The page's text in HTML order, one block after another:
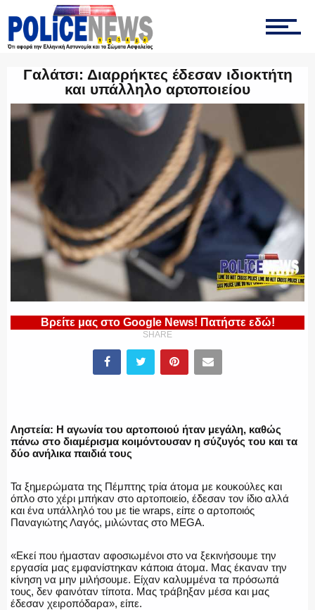
ΤΡΟΧΑΙΑ
ΟΜΑΔΑ “Ζ”
ΕΚΑΜ
ΕΛΛΗΝΙΚΗ ΑΣΤΥΝΟΜΙΑ
ΠΥΡΟΣΒΕΣΤΙΚΗ
ΛΙΜΕΝΙΚΟ
ΕΝΟΠΛΕΣ ΔΥΝΑΜΕΙΣ
Γαλάτσι: Διαρρήκτες έδεσαν ιδιοκτήτη
και υπάλληλο αρτοποιείου
Βρείτε μας στο Google News! Πατήστε εδώ!
SHARE
Ληστεία: Η αγωνία του αρτοποιού ήταν μεγάλη, καθώς
πάνω στο διαμέρισμα κοιμόντουσαν η σύζυγός του και τα
δύο ανήλικα παιδιά τους
Τα ξημερώματα της Πέμπτης τρία άτομα με κουκούλες και
όπλο στο χέρι μπήκαν στο αρτοποιείο, έδεσαν τον ίδιο αλλά
και ένα υπάλληλό του με tie wraps, είπε ο αρτοποιός
Παναγιώτης Λαγός, μιλώντας στο MEGA.
«Εκεί που ήμασταν αφοσιωμένοι στο να ξεκινήσουμε την
εργασία μας εμφανίστηκαν κάποια άτομα. Μας έκαναν την
κίνηση να μην μιλήσουμε. Είχαν καλυμμένα τα πρόσωπά
τους, δεν φαινόταν τίποτα. Μας τράβηξαν μέσα και μας
έδεσαν χειροπόδαρα», είπε.